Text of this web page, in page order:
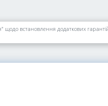
щодо встановлення додаткових